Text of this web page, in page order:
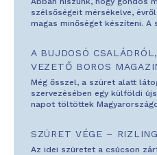
szélsőségeit mérsékelve,
magas minőséget készíteni. A
A BUJDOSÓ
VEZETŐ BOROS
Még ősszel, a szüret alatt
szervezésében egy külföldi
napot töltöttek
SZÜRET VÉGE –
Az idei szüretet a csúcson